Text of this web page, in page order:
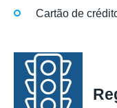
Cartão de